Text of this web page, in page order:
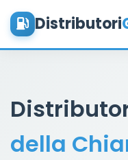
Distributori
della